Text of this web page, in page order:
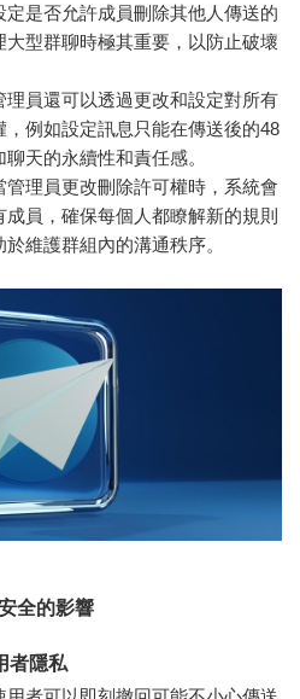
是否允許成員刪除其他人傳送的
型群聊時極其重要，以防止破壞
理員還可以透過更改和設定對所有
，例如設定訊息只能在傳送後的48
天的永續性和責任感。
管理員更改刪除許可權時，系統會
員，確保每個人都瞭解新的規則
維護群組內的溝通秩序。
全的影響
者隱私